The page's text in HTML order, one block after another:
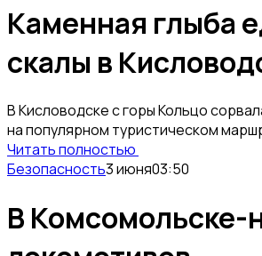
Каменная глыба
скалы в
В Кисловодске с горы Кольцо
на популярном туристическом
Читать полностью
Безопасность3 июня03:50
В Комсомольске-